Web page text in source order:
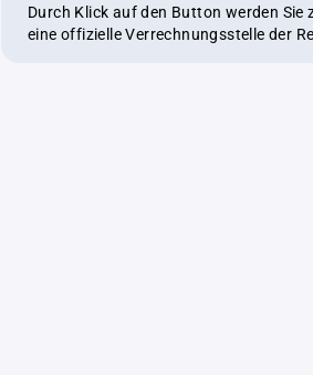
Durch Klick auf den Button werden Sie
eine offizielle Verrechnungsstelle der